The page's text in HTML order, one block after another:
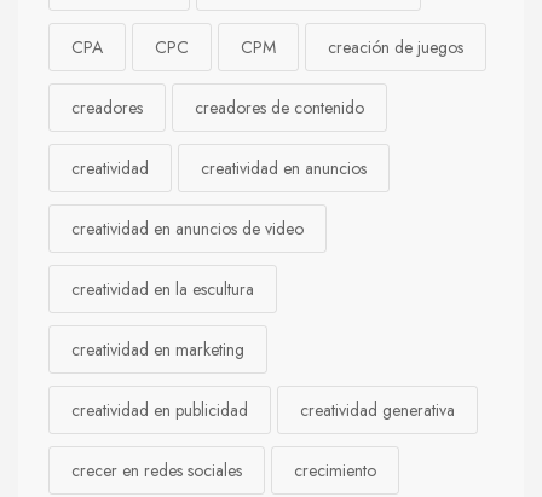
CPA CPC CPM creación de juegos
creadores creadores de contenido
creatividad creatividad en anuncios
creatividad en anuncios de video
creatividad en la escultura
creatividad en marketing
creatividad en publicidad creatividad generativa
crecer en redes sociales crecimiento